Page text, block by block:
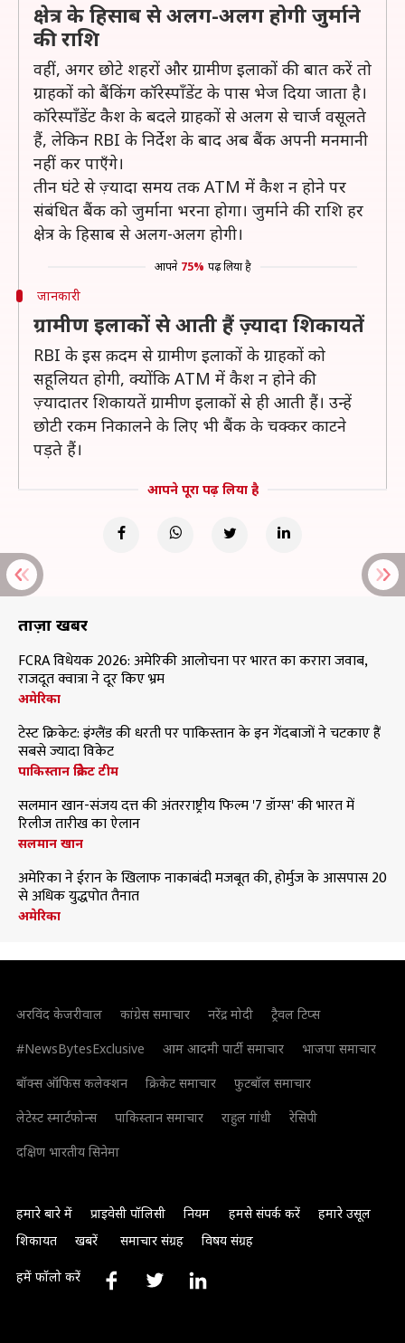
क्षेत्र के हिसाब से अलग-अलग होगी जुर्माने
की राशि
वहीं, अगर छोटे शहरों और ग्रामीण इलाकों की बात करें तो
ग्राहकों को बैंकिंग कॉरेस्पॉंडेंट के पास भेज दिया जाता है।
कॉरेस्पॉंडेंट कैश के बदले ग्राहकों से अलग से चार्ज वसूलते
हैं, लेकिन RBI के निर्देश के बाद अब बैंक अपनी मनमानी
नहीं कर पाएँगे।
तीन घंटे से ज़्यादा समय तक ATM में कैश न होने पर
संबंधित बैंक को जुर्माना भरना होगा। जुर्माने की राशि हर
क्षेत्र के हिसाब से अलग-अलग होगी।
आपने 75% पढ़ लिया है
जानकारी
ग्रामीण इलाकों से आती हैं ज़्यादा शिकायतें
RBI के इस क़दम से ग्रामीण इलाकों के ग्राहकों को
सहूलियत होगी, क्योंकि ATM में कैश न होने की
ज़्यादातर शिकायतें ग्रामीण इलाकों से ही आती हैं। उन्हें
छोटी रकम निकालने के लिए भी बैंक के चक्कर काटने
पड़ते हैं।
आपने पूरा पढ़ लिया है
ताज़ा खबरें
FCRA विधेयक 2026: अमेरिकी आलोचना पर भारत का करारा जवाब,
राजदूत क्वात्रा ने दूर किए भ्रम
अमेरिका
टेस्ट क्रिकेट: इंग्लैंड की धरती पर पाकिस्तान के इन गेंदबाजों ने चटकाए हैं
सबसे ज्यादा विकेट
पाकिस्तान क्रिकेट टीम
सलमान खान-संजय दत्त की अंतरराष्ट्रीय फिल्म '7 डॉग्स' की भारत में
रिलीज तारीख का ऐलान
सलमान खान
अमेरिका ने ईरान के खिलाफ नाकाबंदी मजबूत की, होर्मुज के आसपास 20
से अधिक युद्धपोत तैनात
अमेरिका
अरविंद केजरीवाल कांग्रेस समाचार नरेंद्र मोदी
ट्रैवल टिप्स
#NewsBytesExclusive
आम आदमी पार्टी समाचार
भाजपा समाचार
बॉक्स ऑफिस कलेक्शन
क्रिकेट समाचार
फुटबॉल समाचार
लेटेस्ट स्मार्टफोन्स
पाकिस्तान समाचार राहुल गांधी
रेसिपी
दक्षिण भारतीय सिनेमा
हमारे बारे में प्राइवेसी पॉलिसी नियम हमसे संपर्क करें
हमारे उसूल
शिकायत
खबरें समाचार संग्रह विषय संग्रह
हमें फॉलो करें